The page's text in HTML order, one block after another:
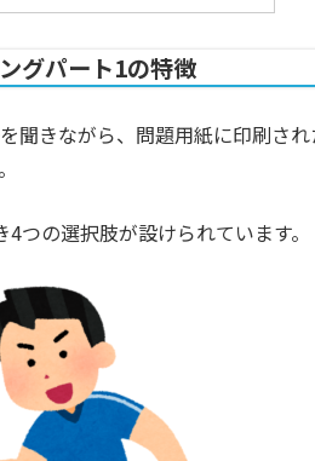
グパート1の特徴
聞きながら、問題用紙に印刷さ
つの選択肢が設けられています。